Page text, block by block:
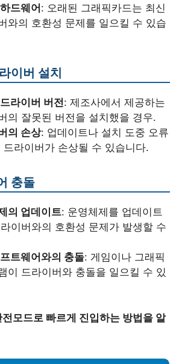
드웨어 : 오래된 그래픽카드는 최신
와의 호환성 문제를 일으킬 수 있습
이버 설치
라이버 버전: 제조사에서 제공하는
의 잘못된 버전을 설치했을 경우.
의 손상: 업데이트나 설치 도중 오류
드라이버가 손상될 수 있습니다.
충돌
의 업데이트: 운영체제를 업데이트
이버와의 호환성 문제가 발생할 수
트웨어와의 충돌: 게임이나 그래픽
이 드라이버와 충돌을 일으킬 수 있
모드로 빠르게 진입하는 방법을 알